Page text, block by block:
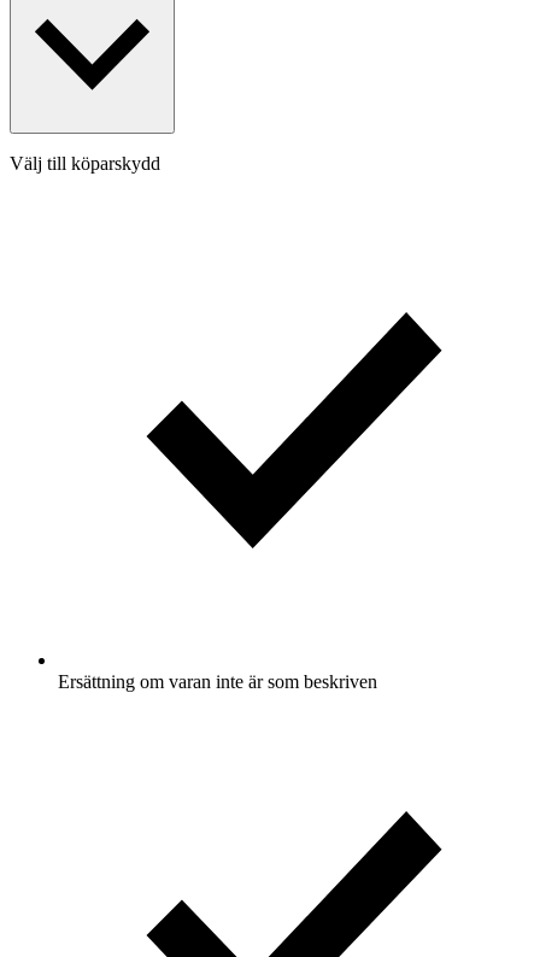
Välj till köparskydd
Ersättning om varan inte är som beskriven